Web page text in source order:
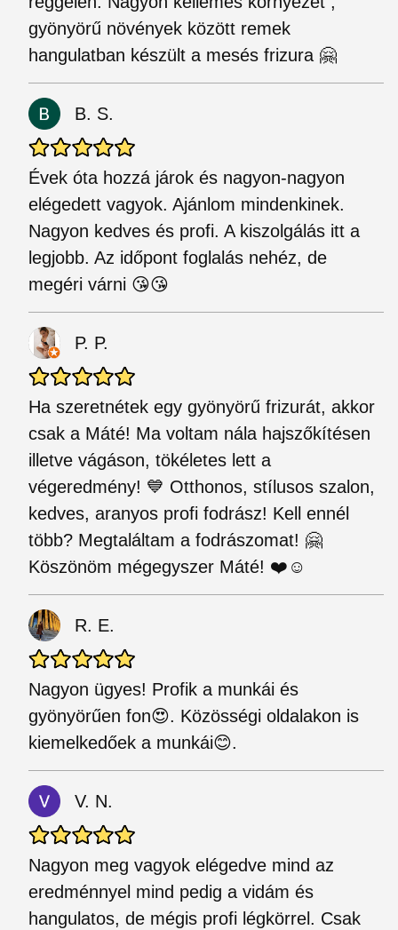
gyönyörű növények között remek
hangulatban készült a mesés frizura 🤗
B. S.
Évek óta hozzá járok és nagyon-nagyon
elégedett vagyok. Ajánlom mindenkinek.
Nagyon kedves és profi. A kiszolgálás itt a
legjobb. Az időpont foglalás nehéz, de
megéri várni 😘😘
P. P.
Ha szeretnétek egy gyönyörű frizurát, akkor
csak a Máté! Ma voltam nála hajszőkítésen
illetve vágáson, tökéletes lett a
végeredmény! 💙 Otthonos, stílusos szalon,
kedves, aranyos profi fodrász! Kell ennél
több? Megtaláltam a fodrászomat! 🤗
Köszönöm mégegyszer Máté! ❤️☺️
R. E.
Nagyon ügyes! Profik a munkái és
gyönyörűen fon😍. Közösségi oldalakon is
kiemelkedőek a munkái😊.
V. N.
Nagyon meg vagyok elégedve mind az
eredménnyel mind pedig a vidám és
hangulatos, de mégis profi légkörrel. Csak